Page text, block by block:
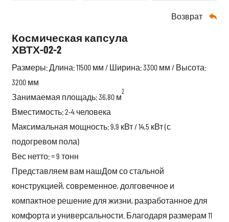
Возврат 
Космическая капсула
ХВТХ-02-2
Размеры: Длина: 11500 мм / Ширина: 3300 мм / Высота:
3200 мм
Занимаемая площадь: 36,80 м
2
Вместимость: 2-4 человека
Максимальная мощность: 9,9 кВт / 14,5 кВт (с
подогревом пола)
Вес нетто: ≈ 9 тонн
Представляем вам нашДом со стальной
конструкцией, современное, долговечное и
компактное решение для жизни, разработанное для
комфорта и универсальности. Благодаря размерам 11